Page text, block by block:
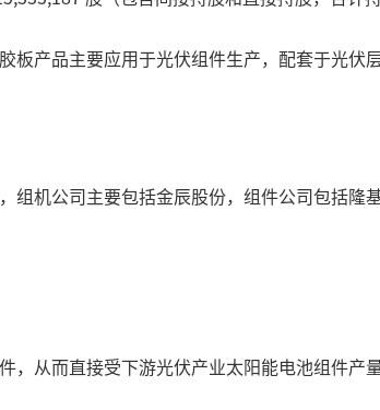
产品主要应用于光伏组件生产，配套于光伏
机公司主要包括金辰股份，组件公司包括隆
从而直接受下游光伏产业太阳能电池组件产